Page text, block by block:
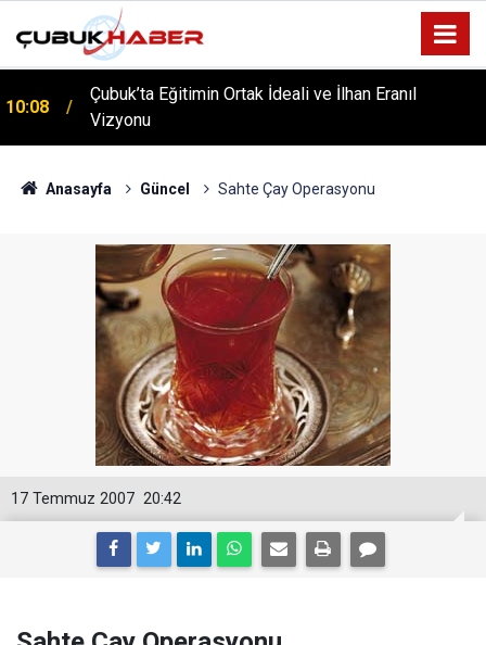
10:08
Çubuk’ta Eğitimin Ortak İdeali ve İlhan Eranıl
Vizyonu
12:06
ÇUBUK’TA ‘YAZA MERHABA’ COŞKUSU: Kursiyerler
Anasayfa Güncel Sahte Çay Operasyonu
20:42
17 Temmuz 2007